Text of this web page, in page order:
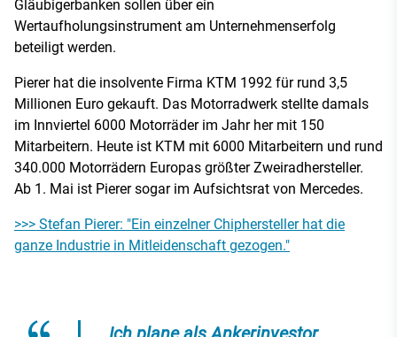
Gläubigerbanken sollen über ein
Wertaufholungsinstrument am Unternehmenserfolg
beteiligt werden.
Pierer hat die insolvente Firma KTM 1992 für rund 3,5
Millionen Euro gekauft. Das Motorradwerk stellte damals
im Innviertel 6000 Motorräder im Jahr her mit 150
Mitarbeitern. Heute ist KTM mit 6000 Mitarbeitern und rund
340.000 Motorrädern Europas größter Zweiradhersteller.
Ab 1. Mai ist Pierer sogar im Aufsichtsrat von Mercedes.
>>> Stefan Pierer: "Ein einzelner Chiphersteller hat die
ganze Industrie in Mitleidenschaft gezogen."